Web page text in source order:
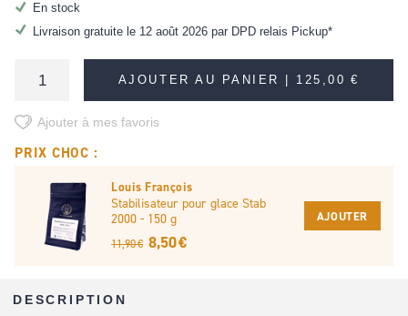
En stock
Livraison gratuite le 12 août 2026 par DPD relais Pickup*
AJOUTER AU PANIER | 125,00 €
Ajouter à mes favoris
PRIX CHOC :
Louis François
Stabilisateur pour glace Stab
2000 - 150 g
11,90 € 8,50 €
AJOUTER
DESCRIPTION